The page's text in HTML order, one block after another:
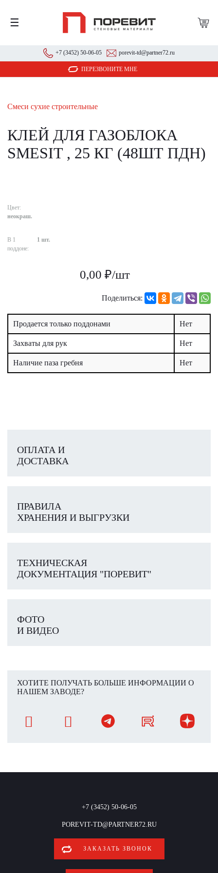
☰
+7 (3452) 50-06-05 porevit-td@partner72.ru
ПЕРЕЗВОНИТЕ МНЕ
Смеси сухие строительные
КЛЕЙ ДЛЯ ГАЗОБЛОКА
SMESIT , 25 КГ (48ШТ ПДН)
Цвет:
неокраш.
В 1
поддоне:
1 шт.
0,00 ₽/шт
Поделиться:
Продается только поддонами Нет
Захваты для рук Нет
Наличие паза гребня Нет
ОПЛАТА И
ДОСТАВКА
ПРАВИЛА
ХРАНЕНИЯ И ВЫГРУЗКИ
ТЕХНИЧЕСКАЯ
ДОКУМЕНТАЦИЯ "ПОРЕВИТ"
ФОТО
И ВИДЕО
ХОТИТЕ ПОЛУЧАТЬ БОЛЬШЕ ИНФОРМАЦИИ О
НАШЕМ ЗАВОДЕ?
+7 (3452) 50-06-05
POREVIT-TD@PARTNER72.RU
ЗАКАЗАТЬ ЗВОНОК